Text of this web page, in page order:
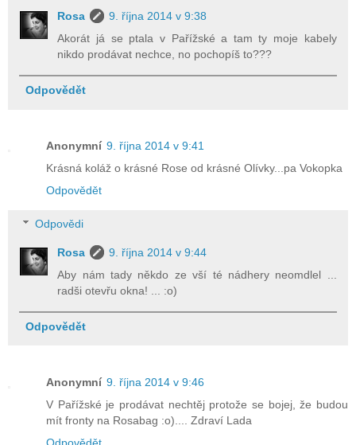
Rosa
9. října 2014 v 9:38
Akorát já se ptala v Pařížské a tam ty moje kabely
nikdo prodávat nechce, no pochopíš to???
Odpovědět
Anonymní 9. října 2014 v 9:41
Krásná koláž o krásné Rose od krásné Olívky...pa Vokopka
Odpovědět
Odpovědi
Rosa
9. října 2014 v 9:44
Aby nám tady někdo ze vší té nádhery neomdlel ...
radši otevřu okna! ... :o)
Odpovědět
Anonymní 9. října 2014 v 9:46
V Pařížské je prodávat nechtěj protože se bojej, že budou
mít fronty na Rosabag :o).... Zdraví Lada